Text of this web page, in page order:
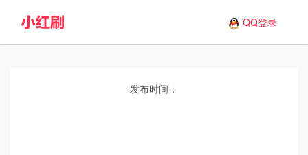
QQ登录
发布时间：